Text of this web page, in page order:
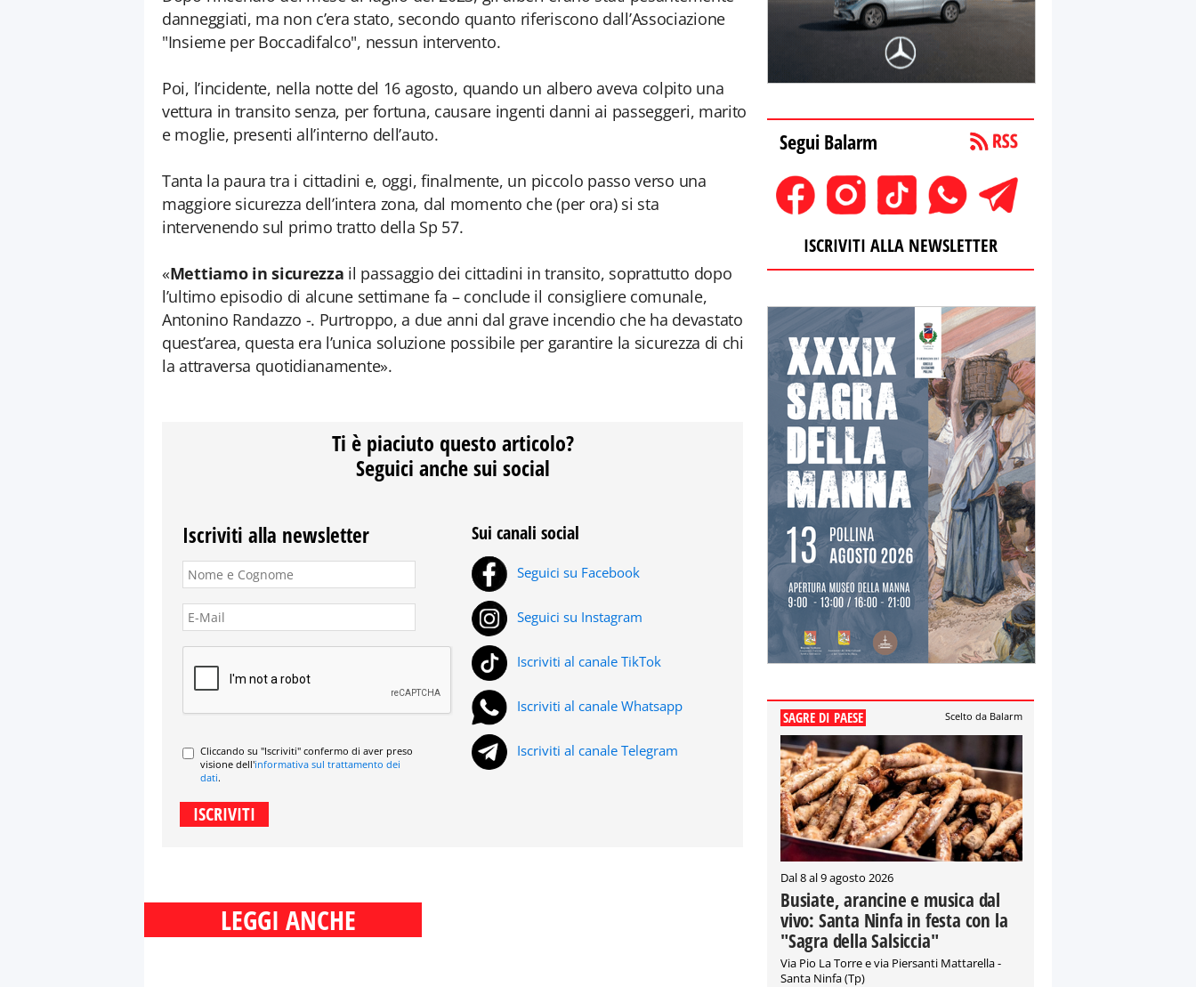
danneggiati, ma non c’era stato, secondo quanto riferiscono dall’Associazione
"Insieme per Boccadifalco", nessun intervento.
Poi, l’incidente, nella notte del 16 agosto, quando un albero aveva colpito una
vettura in transito senza, per fortuna, causare ingenti danni ai passeggeri, marito
e moglie, presenti all’interno dell’auto.
Tanta la paura tra i cittadini e, oggi, finalmente, un piccolo passo verso una
maggiore sicurezza dell’intera zona, dal momento che (per ora) si sta
intervenendo sul primo tratto della Sp 57.
«Mettiamo in sicurezza il passaggio dei cittadini in transito, soprattutto dopo
l’ultimo episodio di alcune settimane fa – conclude il consigliere comunale,
Antonino Randazzo -. Purtroppo, a due anni dal grave incendio che ha devastato
quest’area, questa era l’unica soluzione possibile per garantire la sicurezza di chi
la attraversa quotidianamente».
Ti è piaciuto questo articolo?
Seguici anche sui social
Iscriviti alla newsletter
Cliccando su "Iscriviti" confermo di aver preso
visione dell'informativa sul trattamento dei
dati.
Sui canali social
Seguici su Facebook
Seguici su Instagram
Iscriviti al canale TikTok
Iscriviti al canale Whatsapp
Iscriviti al canale Telegram
LEGGI ANCHE
Segui Balarm
ISCRIVITI ALLA NEWSLETTER
SAGRE DI PAESE Scelto da Balarm
Dal 8 al 9 agosto 2026
Busiate, arancine e musica dal
vivo: Santa Ninfa in festa con la
"Sagra della Salsiccia"
Via Pio La Torre e via Piersanti Mattarella -
Santa Ninfa (Tp)